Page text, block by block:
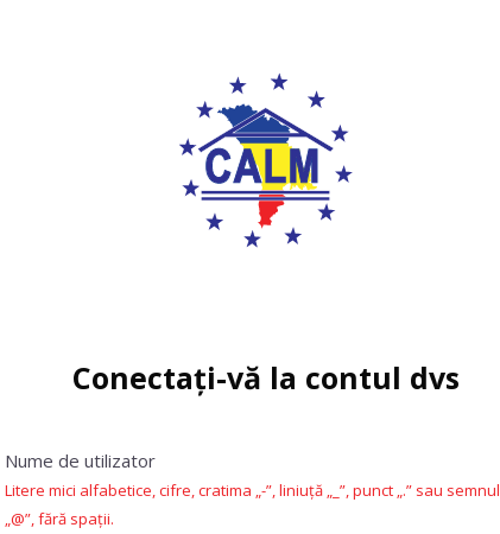
Treci peste crearea unui cont nou
Conectați-vă la contul dvs
Nume de utilizator
Litere mici alfabetice, cifre, cratima „-”, liniuță „_”, punct „.” sau semnul
„@”, fără spații.